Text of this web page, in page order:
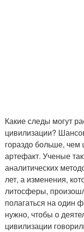
Какие следы могут
цивилизации?
гораздо больше,
артефакт. Ученые
аналитических
лет, а изменения,
литосферы,
полагаться на один
нужно, чтобы о
цивилизации